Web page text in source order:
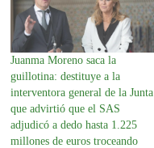
Juanma Moreno saca la
guillotina: destituye a la
interventora general de la Junta
que advirtió que el SAS
adjudicó a dedo hasta 1.225
millones de euros troceando